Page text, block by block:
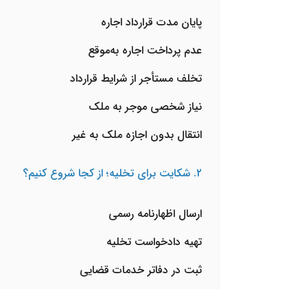
پایان مدت قرارداد اجاره
عدم پرداخت اجاره به‌موقع
تخلف مستأجر از شرایط قرارداد
نیاز شخصی موجر به ملک
انتقال بدون اجازه ملک به غیر
۲. شکایت برای تخلیه؛ از کجا شروع کنیم؟
ارسال اظهارنامه رسمی
تهیه دادخواست تخلیه
ثبت در دفاتر خدمات قضایی